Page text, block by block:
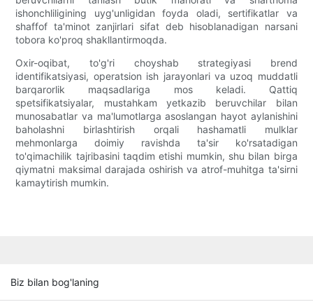
ishonchliligining uyg'unligidan foyda oladi, sertifikatlar va
shaffof ta'minot zanjirlari sifat deb hisoblanadigan narsani
tobora ko'proq shakllantirmoqda.
Oxir-oqibat, to'g'ri choyshab strategiyasi brend
identifikatsiyasi, operatsion ish jarayonlari va uzoq muddatli
barqarorlik maqsadlariga mos keladi. Qattiq
spetsifikatsiyalar, mustahkam yetkazib beruvchilar bilan
munosabatlar va ma'lumotlarga asoslangan hayot aylanishini
baholashni birlashtirish orqali hashamatli mulklar
mehmonlarga doimiy ravishda ta'sir ko'rsatadigan
to'qimachilik tajribasini taqdim etishi mumkin, shu bilan birga
qiymatni maksimal darajada oshirish va atrof-muhitga ta'sirni
kamaytirish mumkin.
Biz bilan bog'laning